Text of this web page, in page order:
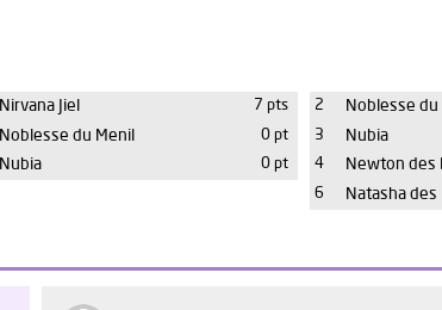
Nirvana Jiel
7 pts
Noblesse du Menil
0 pt
Nubia 0 pt
2 Noblesse du
3
Nubia
4
Newton des
6
Natasha des